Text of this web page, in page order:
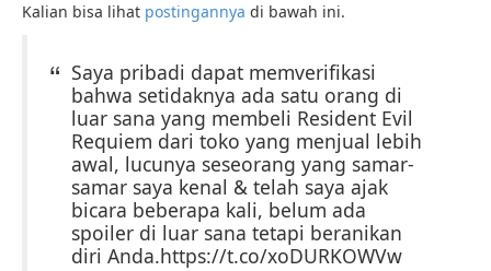
Kalian bisa lihat postingannya di bawah ini.
Saya pribadi dapat memverifikasi
bahwa setidaknya ada satu orang di
luar sana yang membeli Resident Evil
Requiem dari toko yang menjual lebih
awal, lucunya seseorang yang samar-
samar saya kenal & telah saya ajak
bicara beberapa kali, belum ada
spoiler di luar sana tetapi beranikan
diri Anda.https://t.co/xoDURKOWVw